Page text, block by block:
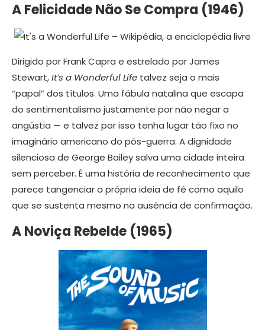
A Felicidade Não Se Compra (1946)
Dirigido por Frank Capra e estrelado por James
Stewart,It’s a Wonderful Life talvez seja o mais
“papal” dos títulos. Uma fábula natalina que escapa
do sentimentalismo justamente por não negar a
angústia — e talvez por isso tenha lugar tão fixo no
imaginário americano do pós-guerra. A dignidade
silenciosa de George Bailey salva uma cidade inteira
sem perceber. É uma história de reconhecimento que
parece tangenciar a própria ideia de fé como aquilo
que se sustenta mesmo na ausência de confirmação.
A Noviça Rebelde (1965)